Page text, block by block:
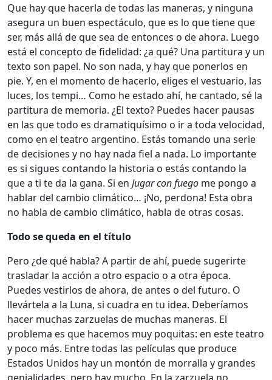
Que hay que hacerla de todas las maneras, y ninguna
asegura un buen espectáculo, que es lo que tiene que
ser, más allá de que sea de entonces o de ahora. Luego
está el concepto de fidelidad: ¿a qué? Una partitura y un
texto son papel. No son nada, y hay que ponerlos en
pie. Y, en el momento de hacerlo, eliges el vestuario, las
luces, los tempi… Como he estado ahí, he cantado, sé la
partitura de memoria. ¿El texto? Puedes hacer pausas
en las que todo es dramatiquísimo o ir a toda velocidad,
como en el teatro argentino. Estás tomando una serie
de decisiones y no hay nada fiel a nada. Lo importante
es si sigues contando la historia o estás contando la
que a ti te da la gana. Si en Jugar con fuego me pongo a
hablar del cambio climático… ¡No, perdona! Esta obra
no habla de cambio climático, habla de otras cosas.
Todo se queda en el título
Pero ¿de qué habla? A partir de ahí, puede sugerirte
trasladar la acción a otro espacio o a otra época.
Puedes vestirlos de ahora, de antes o del futuro. O
llevártela a la Luna, si cuadra en tu idea. Deberíamos
hacer muchas zarzuelas de muchas maneras. El
problema es que hacemos muy poquitas: en este teatro
y poco más. Entre todas las películas que produce
Estados Unidos hay un montón de morralla y grandes